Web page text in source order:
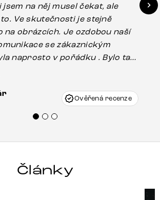
na něj musel čekat, ale
Ve skutečnosti je stejně
se zákaznickým
naprosto v pořádku . Bylo tam
u nohy stolu, které mohlo
korektně vyšli vstříc.
Delife všem.“
Ověřená recenze
Články